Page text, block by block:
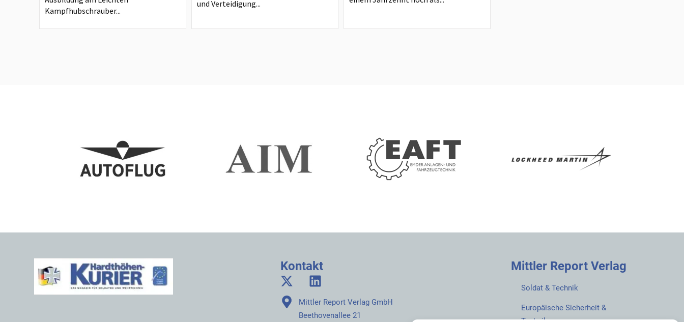
Kampfhubschrauber...
und Verteidigung...
Kontakt
Mittler Report Verlag GmbH
Beethovenallee 21
Mittler Report Verlag
Soldat & Technik
Europäische Sicherheit &